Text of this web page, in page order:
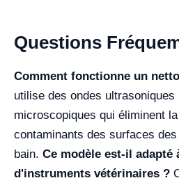
Questions
Comment fonctionne un
utilise des ondes
microscopiques qui éliminent
contaminants des surfaces
bain. Ce modèle est-il adapté
d'instruments vétérinaires ?